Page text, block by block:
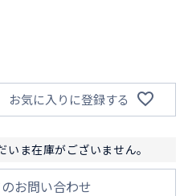
お気に入りに登録する
ま在庫がございません。
お問い合わせ